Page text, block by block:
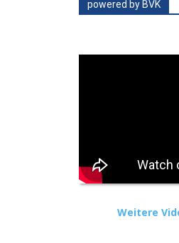
powered by BVK
Weitere